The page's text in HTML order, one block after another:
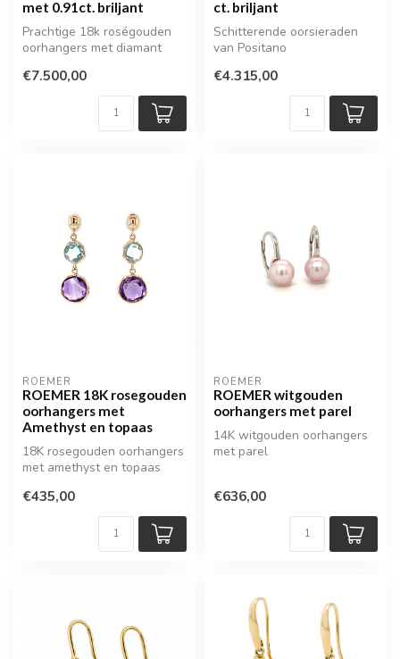
met 0.91ct. briljant
Prachtige 18k roségouden
oorhangers met diamant
€7.500,00
ct. briljant
Schitterende oorsieraden
van Positano
€4.315,00
ROEMER
ROEMER 18K rosegouden
oorhangers met
Amethyst en topaas
18K rosegouden oorhangers
met amethyst en topaas
€435,00
ROEMER
ROEMER witgouden
oorhangers met parel
14K witgouden oorhangers
met parel
€636,00